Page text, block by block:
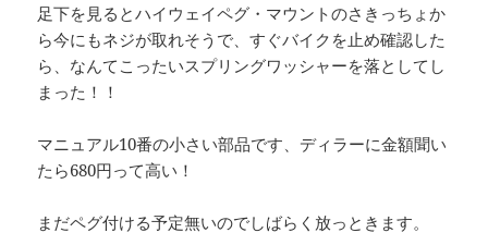
足下を見るとハイウェイペグ・マウントのさきっちょか
ら今にもネジが取れそうで、すぐバイクを止め確認した
ら、なんてこったいスプリングワッシャーを落としてし
まった！！
マニュアル10番の小さい部品です、ディラーに金額聞い
たら680円って高い！
まだペグ付ける予定無いのでしばらく放っときます。